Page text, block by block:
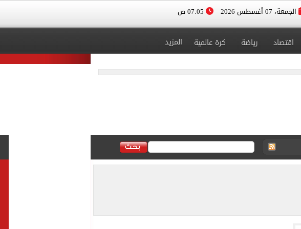
الجمعة، 07 أغسطس 2026
اقتصاد رياضة كرة عالمية المزيد